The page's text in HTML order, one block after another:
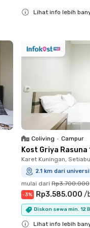
Lihat info lebih
Coliving • Campur
Kost Griya Rasuna
Karet Kuningan,
2.1 km dari
mulai dari Rp3.700.000
-3% Rp3.585.000 /
Diskon sewa min. 12
Lihat info lebih